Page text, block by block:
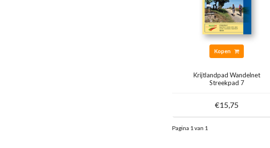
Kopen
Krijtlandpad Wandelnet
Streekpad 7
€15,75
Pagina 1 van 1